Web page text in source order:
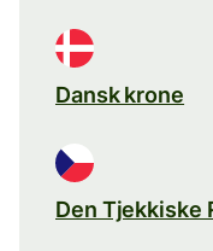
Dansk krone
Den Tjekkiske